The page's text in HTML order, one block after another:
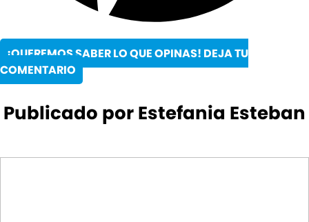
¡QUEREMOS SABER LO QUE OPINAS! DEJA TU
COMENTARIO
Publicado por Estefania Esteban